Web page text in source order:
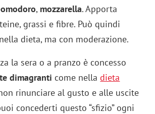
, mozzarella. Apporta
grassi e fibre. Può quindi
dieta, ma con moderazione.
la sera o a pranzo è concesso
dimagranti come nelladieta
rinunciare al gusto e alle uscite
concederti questo “sfizio” ogni